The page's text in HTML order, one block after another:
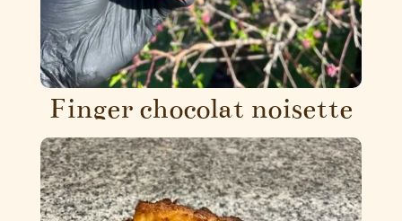
Finger chocolat noisette